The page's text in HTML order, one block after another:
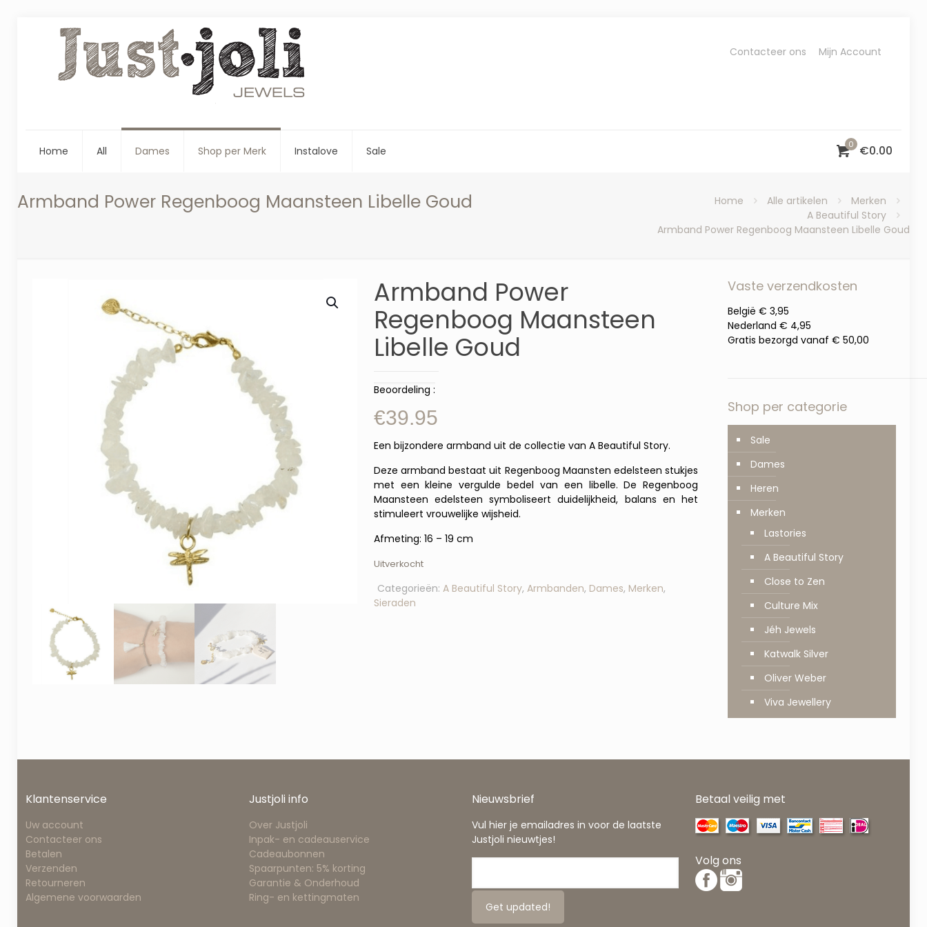
Home All Dames Shop per Merk Instalove Sale
Contacteer ons Mijn Account
0 €0.00
Armband Power Regenboog Maansteen Libelle Goud Home Alle artikelen
Merken
A Beautiful Story
Armband Power Regenboog Maansteen Libelle Goud
Armband Power
Regenboog Maansteen
Libelle Goud
Beoordeling :
€39.95
Een bijzondere armband uit de collectie van A Beautiful Story.
Deze armband bestaat uit Regenboog Maansten edelsteen stukjes
met een kleine vergulde bedel van een libelle. De Regenboog
Maansteen edelsteen symboliseert duidelijkheid, balans en het
stimuleert vrouwelijke wijsheid.
Afmeting: 16 – 19 cm
Uitverkocht
Categorieën: A Beautiful Story, Armbanden, Dames, Merken,
Sieraden
Vaste verzendkosten
België € 3,95
Nederland € 4,95
Gratis bezorgd vanaf € 50,00
Shop per categorie
Sale
Dames
Heren
Merken
Lastories
A Beautiful Story
Close to Zen
Culture Mix
Jéh Jewels
Katwalk Silver
Oliver Weber
Viva Jewellery
Klantenservice
Uw account
Contacteer ons
Betalen
Verzenden
Retourneren
Algemene voorwaarden
Justjoli info
Over Justjoli
Inpak- en cadeauservice
Cadeaubonnen
Spaarpunten: 5% korting
Garantie & Onderhoud
Ring- en kettingmaten
Nieuwsbrief
Vul hier je emailadres in voor de laatste
Justjoli nieuwtjes!
Betaal veilig met
Volg ons